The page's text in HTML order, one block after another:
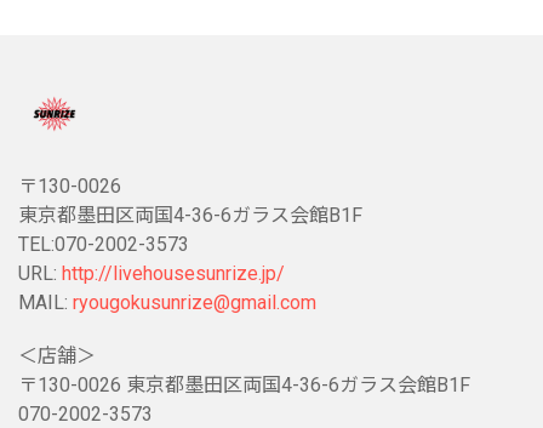
〒130-0026
東京都墨田区両国4-36-6ガラス会館B1F
TEL:070-2002-3573
URL: http://livehousesunrize.jp/
MAIL: ryougokusunrize@gmail.com
＜店舗＞
〒130-0026 東京都墨田区両国4-36-6ガラス会館B1F
070-2002-3573